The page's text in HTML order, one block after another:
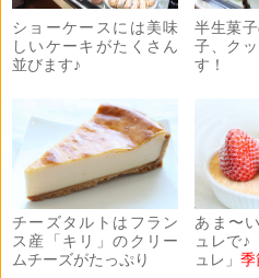
ショーケースには美味
しいケーキがたくさん
並びます♪
半生菓
子、ク
す！
チーズタルトはフラン
ス産「キリ」のクリー
ムチーズがたっぷり
あま〜
ュレで♪
ュレ」季